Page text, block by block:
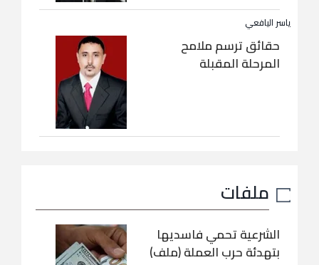
ياسر اليافعي
حقائق ترسم ملامح
المرحلة المقبلة
ملفات
الشرعية تحمي فاسديها
بتهدئة حرب العملة (ملف)